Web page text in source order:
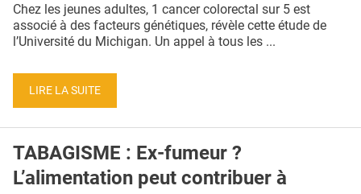
QUI SOMMES-NOUS ?
CONDITIONS GÉNÉRALES
CRÉDITS
Chez les jeunes adultes, 1 cancer colorectal sur 5 est
associé à des facteurs génétiques, révèle cette étude de
l’Université du Michigan. Un appel à tous les ...
LIRE LA SUITE
TABAGISME : Ex-fumeur ?
L’alimentation peut contribuer à